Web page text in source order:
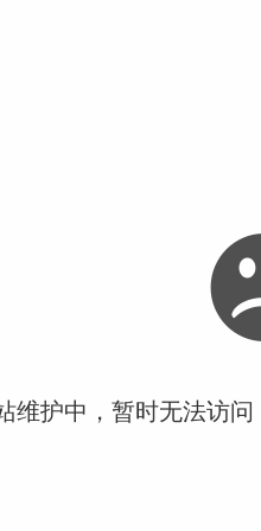
维护中，暂时无法访